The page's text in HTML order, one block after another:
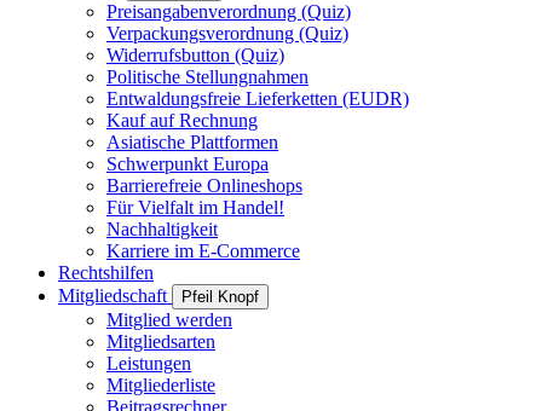
Preisangabenverordnung (Quiz)
Verpackungsverordnung (Quiz)
Widerrufsbutton (Quiz)
Politische Stellungnahmen
Entwaldungsfreie Lieferketten (EUDR)
Kauf auf Rechnung
Asiatische Plattformen
Schwerpunkt Europa
Barrierefreie Onlineshops
Für Vielfalt im Handel!
Nachhaltigkeit
Karriere im E-Commerce
Rechtshilfen
Mitgliedschaft
Pfeil Knopf
Mitglied werden
Mitgliedsarten
Leistungen
Mitgliederliste
Beitragsrechner